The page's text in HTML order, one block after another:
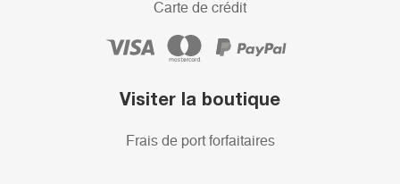
Carte de crédit
Visiter la boutique
Frais de port forfaitaires